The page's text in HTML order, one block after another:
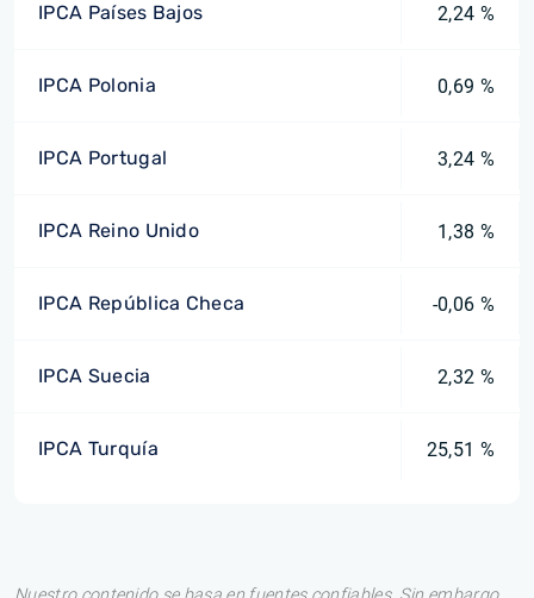
IPCA Países Bajos 2,24 %
IPCA Polonia 0,69 %
IPCA Portugal 3,24 %
IPCA Reino Unido 1,38 %
IPCA República Checa -0,06 %
IPCA Suecia 2,32 %
IPCA Turquía 25,51 %